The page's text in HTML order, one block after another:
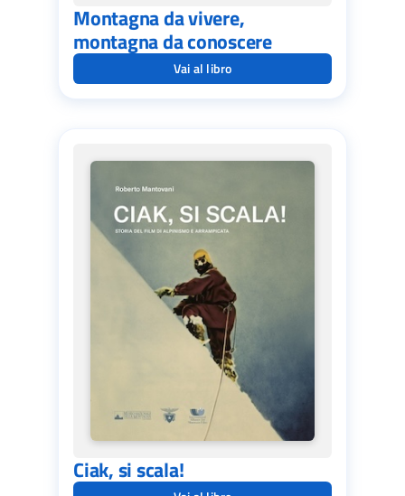
Montagna da vivere,
montagna da conoscere
Vai al libro
Ciak, si scala!